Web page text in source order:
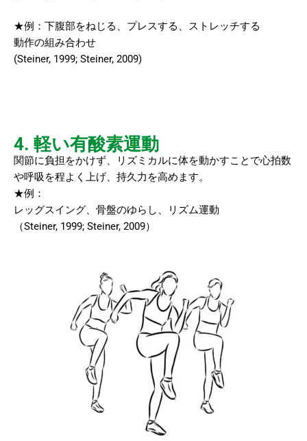
★例：下腹部をねじる、プレスする、ストレッチする
動作の組み合わせ
(Steiner, 1999; Steiner, 2009)
4. 軽い有酸素運動
関節に負担をかけず、リズミカルに体を動かすことで心拍数
や呼吸を程よく上げ、持久力を高めます。
★例：
レッグスイング、骨盤のゆらし、リズム運動
（Steiner, 1999; Steiner, 2009）